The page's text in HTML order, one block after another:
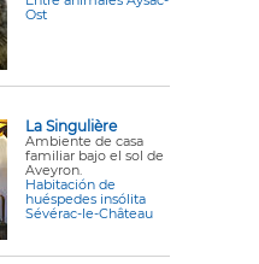
Ost
La Singulière
Ambiente de casa
familiar bajo el sol de
Aveyron.
Habitación de
huéspedes insólita
Sévérac-le-Château